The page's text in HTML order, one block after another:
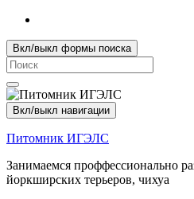
Вкл/выкл формы поиска
Search
for:
Вкл/выкл навигации
Питомник ИГЭЛС
Занимаемся проффессионально
йоркширских терьеров, чихуа